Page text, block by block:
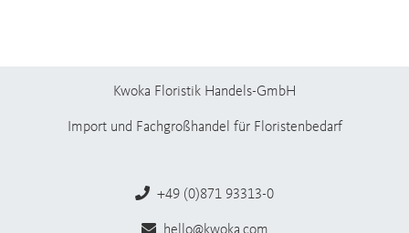
Kwoka Floristik Handels-GmbH
Import und Fachgroßhandel für Floristenbedarf
+49 (0)871 93313-0